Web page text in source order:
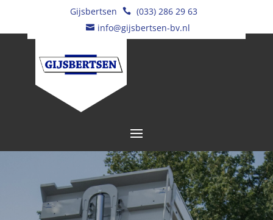
Gijsbertsen  (033) 286 29 63
 info@gijsbertsen-bv.nl